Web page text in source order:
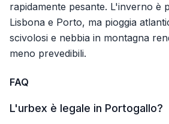
rapidamente pesante. L'inverno è
Lisbona e Porto, ma pioggia
scivolosi e nebbia in montagna
meno prevedibili.
FAQ
L'urbex è legale in Portogallo?